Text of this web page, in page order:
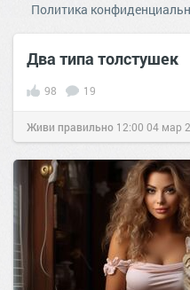
Политика
Два типа толстушек
98 19
Живи правильно 12:00 04 мар